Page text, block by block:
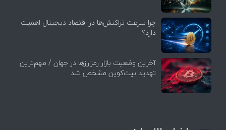
چرا سرعت تراکنش‌ها در اقتصاد دیجیتال اهمیت
دارد؟
آخرین وضعیت بازار رمزارزها در جهان / مهم‌ترین
تهدید بیت‌کوین مشخص شد